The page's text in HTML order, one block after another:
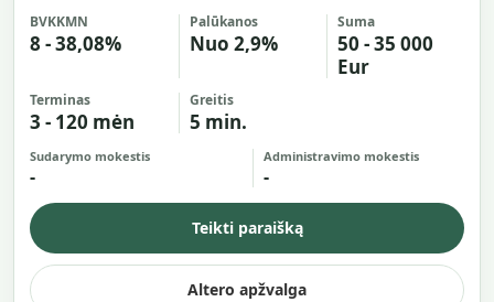
BVKKMN
8 - 38,08%
Palūkanos
Nuo 2,9%
Suma
50 - 35 000
Eur
Terminas
3 - 120 mėn
Greitis
5 min.
Sudarymo mokestis
-
Administravimo mokestis
-
Teikti paraišką
Altero apžvalga